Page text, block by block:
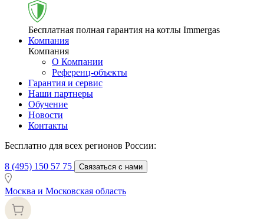
Бесплатная полная гарантия на котлы Immergas
Компания
Компания
О Компании
Референц-объекты
Гарантия и сервис
Наши партнеры
Обучение
Новости
Контакты
Бесплатно для всех регионов России:
8 (495) 150 57 75 Связаться с нами
Москва и Московская область